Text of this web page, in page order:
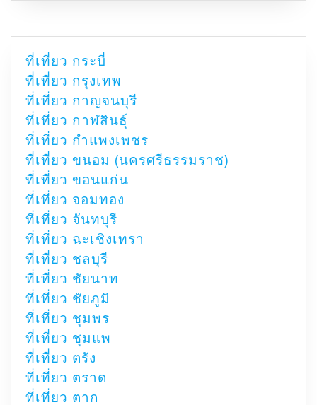
ที่เที่ยว กระบี่
ที่เที่ยว กรุงเทพ
ที่เที่ยว กาญจนบุรี
ที่เที่ยว กาฬสินธุ์
ที่เที่ยว กำแพงเพชร
ที่เที่ยว ขนอม (นครศรีธรรมราช)
ที่เที่ยว ขอนแก่น
ที่เที่ยว จอมทอง
ที่เที่ยว จันทบุรี
ที่เที่ยว ฉะเชิงเทรา
ที่เที่ยว ชลบุรี
ที่เที่ยว ชัยนาท
ที่เที่ยว ชัยภูมิ
ที่เที่ยว ชุมพร
ที่เที่ยว ชุมแพ
ที่เที่ยว ตรัง
ที่เที่ยว ตราด
ที่เที่ยว ตาก